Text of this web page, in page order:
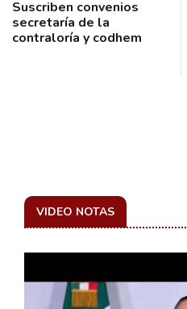
Suscriben convenios
secretaría de la
contraloría y codhem
VIDEO NOTAS